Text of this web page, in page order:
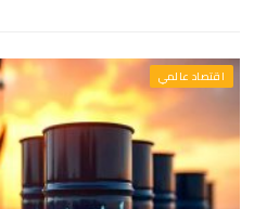
اقتصاد عالمي